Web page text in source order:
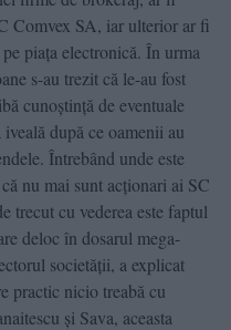
Comvex SA, iar ulterior ar fi
piaţa electronică. În urma
s-au trezit că le-au fost
cunoştinţă de eventuale
după ce oamenii au
Întrebând unde este
nu mai sunt acţionari ai SC
trecut cu vederea este faptul
deloc în dosarul mega-
societăţii, a explicat
practic nicio treabă cu
şi Sava, aceasta